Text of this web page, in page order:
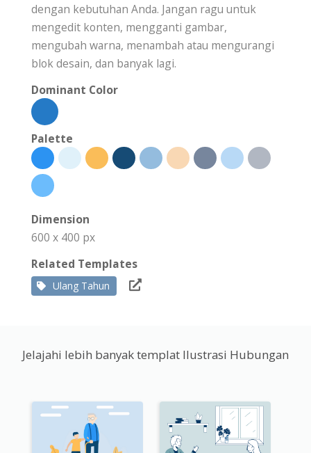
dengan kebutuhan Anda. Jangan ragu untuk
mengedit konten, mengganti gambar,
mengubah warna, menambah atau mengurangi
blok desain, dan banyak lagi.
Dominant Color
Palette
Dimension
600 x 400 px
Related Templates
Ulang Tahun
Jelajahi lebih banyak templat Ilustrasi Hubungan